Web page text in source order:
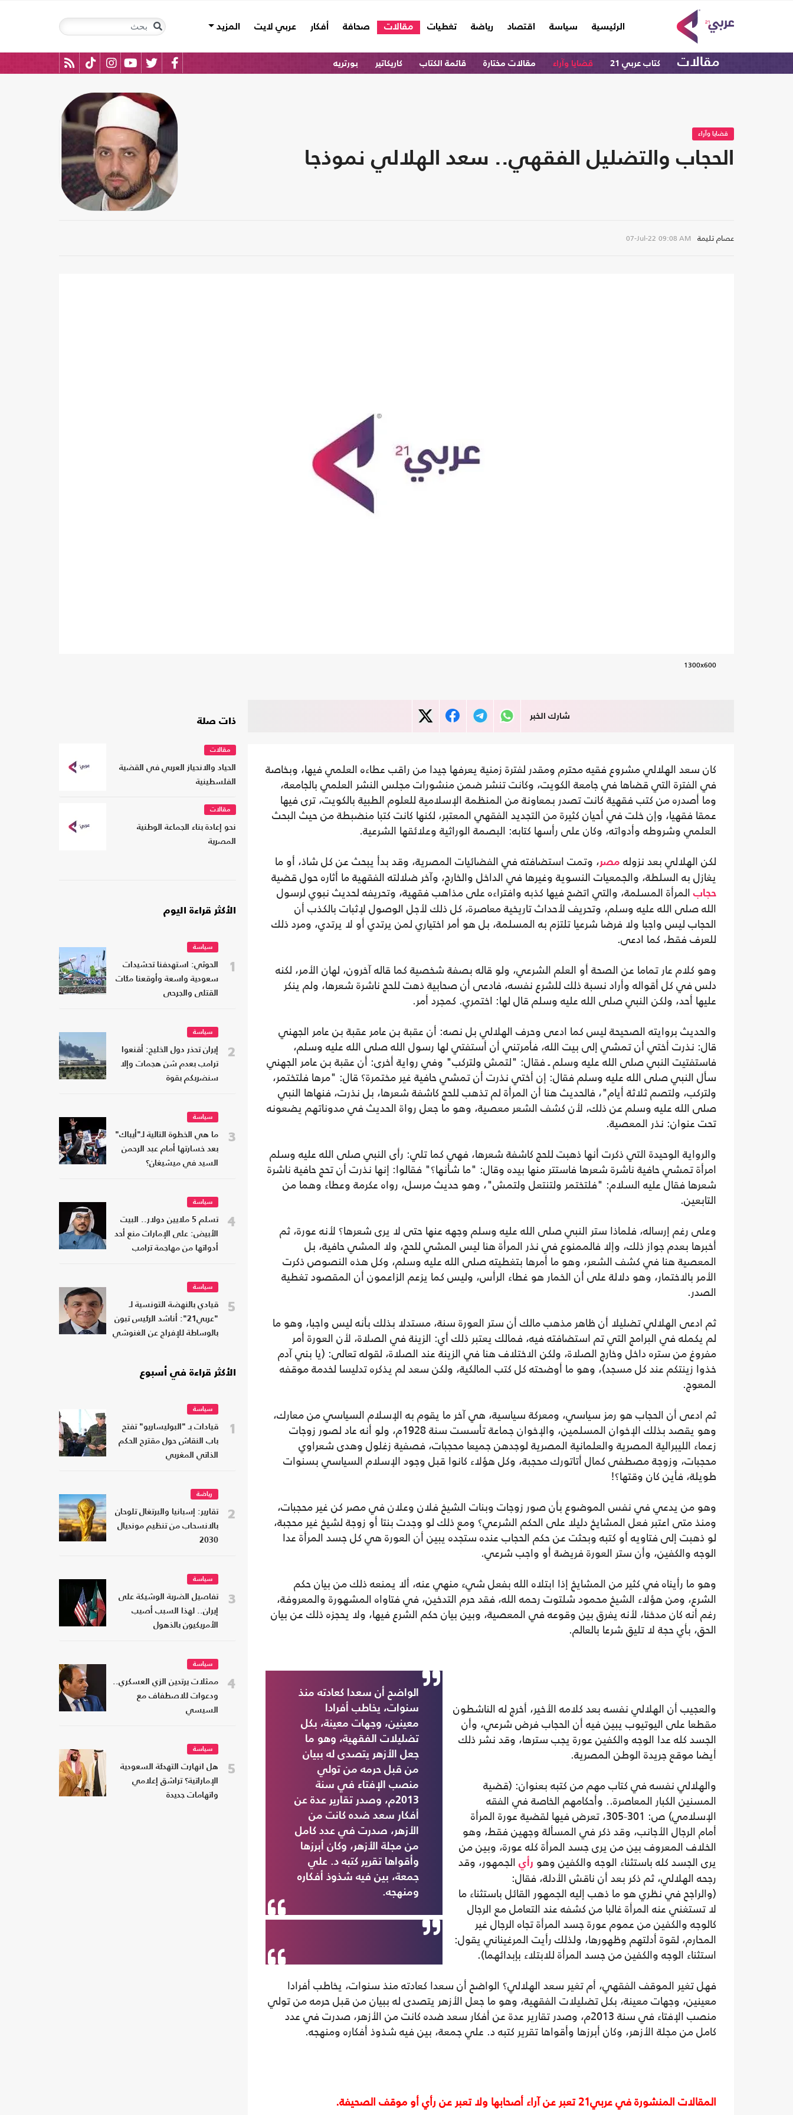
الرئيسية
(current) سياسة اقتصاد رياضة تغطيات مقالات صحافة أفكار عربي لايت المزيد
مقالات كتاب عربي 21 قضايا وآراء مقالات مختارة قائمة الكتاب كاريكاتير بورتريه
قضايا وآراء
الحجاب والتضليل الفقهي.. سعد الهلالي نموذجا
عصام تليمة 07-Jul-22 09:08 AM
1300x600
شارك الخبر
كان سعد الهلالي مشروع فقيه محترم ومقدر لفترة زمنية يعرفها جيدا من راقب عطاءه العلمي فيها، وبخاصة
في الفترة التي قضاها في جامعة الكويت، وكانت تنشر ضمن منشورات مجلس النشر العلمي بالجامعة،
وما أصدره من كتب فقهية كانت تصدر بمعاونة من المنظمة الإسلامية للعلوم الطبية بالكويت، ترى فيها
عمقا فقهيا، وإن خلت في أحيان كثيرة من التجديد الفقهي المعتبر، لكنها كانت كتبا منضبطة من حيث البحث
العلمي وشروطه وأدواته، وكان على رأسها كتابه: البصمة الوراثية وعلائقها الشرعية.
لكن الهلالي بعد نزوله مصر، وتمت استضافته في الفضائيات المصرية، وقد بدأ يبحث عن كل شاذ، أو ما
يغازل به السلطة، والجمعيات النسوية وغيرها في الداخل والخارج، وآخر ضلالته الفقهية ما أثاره حول قضية
حجاب المرأة المسلمة، والتي اتضح فيها كذبه وافتراءه على مذاهب فقهية، وتحريفه لحديث نبوي لرسول
الله صلى الله عليه وسلم، وتحريف لأحداث تاريخية معاصرة، كل ذلك لأجل الوصول لإثبات بالكذب أن
الحجاب ليس واجبا ولا فرضا شرعيا تلتزم به المسلمة، بل هو أمر اختياري لمن يرتدي أو لا يرتدي، ومرد ذلك
للعرف فقط، كما ادعى.
وهو كلام عار تماما عن الصحة أو العلم الشرعي، ولو قاله بصفة شخصية كما قاله آخرون، لهان الأمر، لكنه
دلس في كل أقواله وأراد نسبة ذلك للشرع نفسه، فادعى أن صحابية ذهت للحج ناشرة شعرها، ولم ينكر
عليها أحد، ولكن النبي صلى الله عليه وسلم قال لها: اختمري. كمجرد أمر.
والحديث بروايته الصحيحة ليس كما ادعى وحرف الهلالي بل نصه: أن عقبة بن عامر عقبة بن عامر الجهني
قال: نذرت أختي أن تمشي إلى بيت الله، فأمرتني أن أستفتي لها رسول الله صلى الله عليه وسلم،
فاستفتيت النبي صلى الله عليه وسلم ـ فقال: "لتمش ولتركب" وفي رواية أخرى: أن عقبة بن عامر الجهني
سأل النبي صلى الله عليه وسلم فقال: إن أختي نذرت أن تمشي حافية ‌غير ‌مختمرة؟ قال: "مرها فلتختمر،
ولتركب، ولتصم ثلاثة أيام"، فالحديث هنا أن المرأة لم تذهب للحج كاشفة شعرها، بل نذرت، فنهاها النبي
صلى الله عليه وسلم عن ذلك، لأن كشف الشعر معصية، وهو ما جعل رواة الحديث في مدوناتهم يضعونه
تحت عنوان: نذر المعصية.
والرواية الوحيدة التي ذكرت أنها ذهبت للحج كاشفة شعرها، فهي كما تلي: رأى النبي صلى الله عليه وسلم
امرأة تمشي حافية ‌ناشرة ‌شعرها فاستتر منها بيده وقال: "ما شأنها؟" فقالوا: إنها نذرت أن تحج حافية ‌ناشرة
‌شعرها فقال عليه السلام: "فلتختمر ولتنتعل ولتمش"، وهو حديث مرسل، رواه عكرمة وعطاء وهما من
التابعين.
وعلى رغم إرساله، فلماذا ستر النبي صلى الله عليه وسلم وجهه عنها حتى لا يرى شعرها؟ لأنه عورة، ثم
أخبرها بعدم جواز ذلك، وإلا فالممنوع في نذر المرأة هنا ليس المشي للحج، ولا المشي حافية، بل
المعصية هنا في كشف الشعر، وهو ما أمرها بتغطيته صلى الله عليه وسلم، وكل هذه النصوص ذكرت
الأمر بالاختمار، وهو دلالة على أن الخمار هو غطاء الرأس، وليس كما يزعم الزاعمون أن المقصود تغطية
الصدر.
ثم ادعى الهلالي تضليلا أن ظاهر مذهب مالك أن ستر العورة سنة، مستدلا بذلك بأنه ليس واجبا، وهو ما
لم يكمله في البرامج التي تم استضافته فيه، فمالك يعتبر ذلك أي: الزينة في الصلاة، لأن العورة أمر
مفروغ من ستره داخل وخارج الصلاة، ولكن الاختلاف هنا في الزينة عند الصلاة، لقوله تعالى: (يا بني آدم
خذوا زينتكم عند كل مسجد)، وهو ما أوضحته كل كتب المالكية، ولكن سعد لم يذكره تدليسا لخدمة موقفه
المعوج.
ثم ادعى أن الحجاب هو رمز سياسي، ومعركة سياسية، هي آخر ما يقوم به الإسلام السياسي من معارك،
وهو يقصد بذلك الإخوان المسلمين، والإخوان جماعة تأسست سنة 1928م، ولو أنه عاد لصور زوجات
زعماء الليبرالية المصرية والعلمانية المصرية لوجدهن جميعا محجبات، فصفية زغلول وهدى شعراوي
محجبات، وزوجة مصطفى كمال أتاتورك محجبة، وكل هؤلاء كانوا قبل وجود الإسلام السياسي بسنوات
طويلة، فأين كان وقتها؟!
وهو من يدعي في نفس الموضوع بأن صور زوجات وبنات الشيخ فلان وعلان في مصر كن غير محجبات،
ومنذ متى اعتبر فعل المشايخ دليلا على الحكم الشرعي؟ ومع ذلك لو وجدت بنتا أو زوجة لشيخ غير محجبة،
لو ذهبت إلى فتاويه أو كتبه وبحثت عن حكم الحجاب عنده ستجده يبين أن العورة هي كل جسد المرأة عدا
الوجه والكفين، وأن ستر العورة فريضة أو واجب شرعي.
وهو ما رأيناه في كثير من المشايخ إذا ابتلاه الله بفعل شيء منهي عنه، ألا يمنعه ذلك من بيان حكم
الشرع، ومن هؤلاء الشيخ محمود شلتوت رحمه الله، فقد حرم التدخين، في فتاواه المشهورة والمعروفة،
رغم أنه كان مدخنا، لأنه يفرق بين وقوعه في المعصية، وبين بيان حكم الشرع فيها، ولا يحجزه ذلك عن بيان
الحق، بأي حجة لا تليق شرعا بالعالم.
الواضح أن سعدا كعادته منذ
سنوات، يخاطب أفرادا
معينين، وجهات معينة، بكل
تضليلات الفقهية، وهو ما
جعل الأزهر يتصدى له ببيان
من قبل حرمه من تولي
منصب الإفتاء في سنة
2013م، وصدر تقارير عدة عن
أفكار سعد ضده كانت من
الأزهر، صدرت في عدد كامل
من مجلة الأزهر، وكان أبرزها
وأقواها تقرير كتبه د. علي
جمعة، بين فيه شذوذ أفكاره
ومنهجه.
والعجيب أن الهلالي نفسه بعد كلامه الأخير، أخرج له الناشطون
مقطعا على اليوتيوب يبين فيه أن الحجاب فرض شرعي، وأن
الجسد كله عدا الوجه والكفين عورة يجب سترها، وقد نشر ذلك
أيضا موقع جريدة الوطن المصرية.
والهلالي نفسه في كتاب مهم من كتبه بعنوان: (قضية
المسنين الكبار المعاصرة.. وأحكامهم الخاصة في الفقه
الإسلامي) ص: 301-305، تعرض فيها لقضية عورة المرأة
أمام الرجال الأجانب، وقد ذكر في المسألة وجهين فقط، وهو
الخلاف المعروف بين من يرى جسد المرأة كله عورة، وبين من
يرى الجسد كله باستثناء الوجه والكفين وهو رأي الجمهور، وقد
رجحه الهلالي، ثم ذكر بعد أن ناقش الأدلة، فقال:
(والراجح في نظري هو ما ذهب إليه الجمهور القائل باستثناء ما
لا تستغني عنه المرأة غالبا من كشفه عند التعامل مع الرجال
كالوجه والكفين من عموم عورة جسد المرأة تجاه الرجال غير
المحارم، لقوة أدلتهم وظهورها، ولذلك رأيت المرغيناني يقول:
استثناء الوجه والكفين من جسد المرأة للابتلاء بإبدائهما).
فهل تغير الموقف الفقهي، أم تغير سعد الهلالي؟ الواضح أن سعدا كعادته منذ سنوات، يخاطب أفرادا
معينين، وجهات معينة، بكل تضليلات الفقهية، وهو ما جعل الأزهر يتصدى له ببيان من قبل حرمه من تولي
منصب الإفتاء في سنة 2013م، وصدر تقارير عدة عن أفكار سعد ضده كانت من الأزهر، صدرت في عدد
كامل من مجلة الأزهر، وكان أبرزها وأقواها تقرير كتبه د. علي جمعة، بين فيه شذوذ أفكاره ومنهجه.
المقالات المنشورة في عربي21 تعبر عن آراء أصحابها ولا تعبر عن رأي أو موقف الصحيفة.
ذات صلة
مقالات
الحياد والانحياز العربي في القضية
الفلسطينية
مقالات
نحو إعادة بناء الجماعة الوطنية
المصرية
الأكثر قراءة اليوم
1
سياسة
الحوثي: استهدفنا تحشيدات
سعودية واسعة وأوقعنا مئات
القتلى والجرحى
2
سياسة
إيران تحذر دول الخليج: أقنعوا
ترامب بعدم شن هجمات وإلا
سنضربكم بقوة
3
سياسة
ما هي الخطوة التالية لـ"أيباك"
بعد خسارتها أمام عبد الرحمن
السيد في ميشيغان؟
4
سياسة
تسلم 5 ملايين دولار.. البيت
الأبيض: على الإمارات منع أحد
أدواتها من مهاجمة ترامب
5
سياسة
قيادي بالنهضة التونسية لـ
"عربي21": أناشد الرئيس تبون
بالوساطة للإفراج عن الغنوشي
الأكثر قراءة في أسبوع
1
سياسة
قيادات بـ "البوليساريو" تفتح
باب النقاش حول مقترح الحكم
الذاتي المغربي
2
رياضة
تقارير: إسبانيا والبرتغال تلوحان
بالانسحاب من تنظيم مونديال
2030
3
سياسة
تفاصيل الضربة الوشيكة على
إيران.. لهذا السبب أصيب
الأمريكيون بالذهول
4
سياسة
ممثلات يرتدين الزي العسكري..
ودعوات للاصطفاف مع
السيسي
5
سياسة
هل انهارت التهدئة السعودية
الإماراتية؟ تراشق إعلامي
واتهامات جديدة